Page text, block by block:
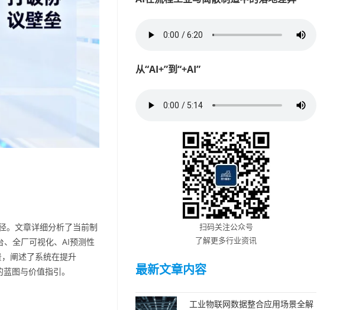
。文章详细分析了当前制
全厂可视化、AI预测性
阐述了系统在提升
图与价值指引。
从“AI+”到“+AI”
扫码关注公众号
了解更多行业资讯
最新文章内容
工业物联网数据整合应用场景全解